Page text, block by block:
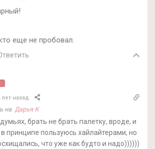
еще не пробовал.
лет назад
на Дарья К
брать не брать палетку, вроде, и
принципе пользуюсь хайлайтерами, но
что уже как будто и надо))))))